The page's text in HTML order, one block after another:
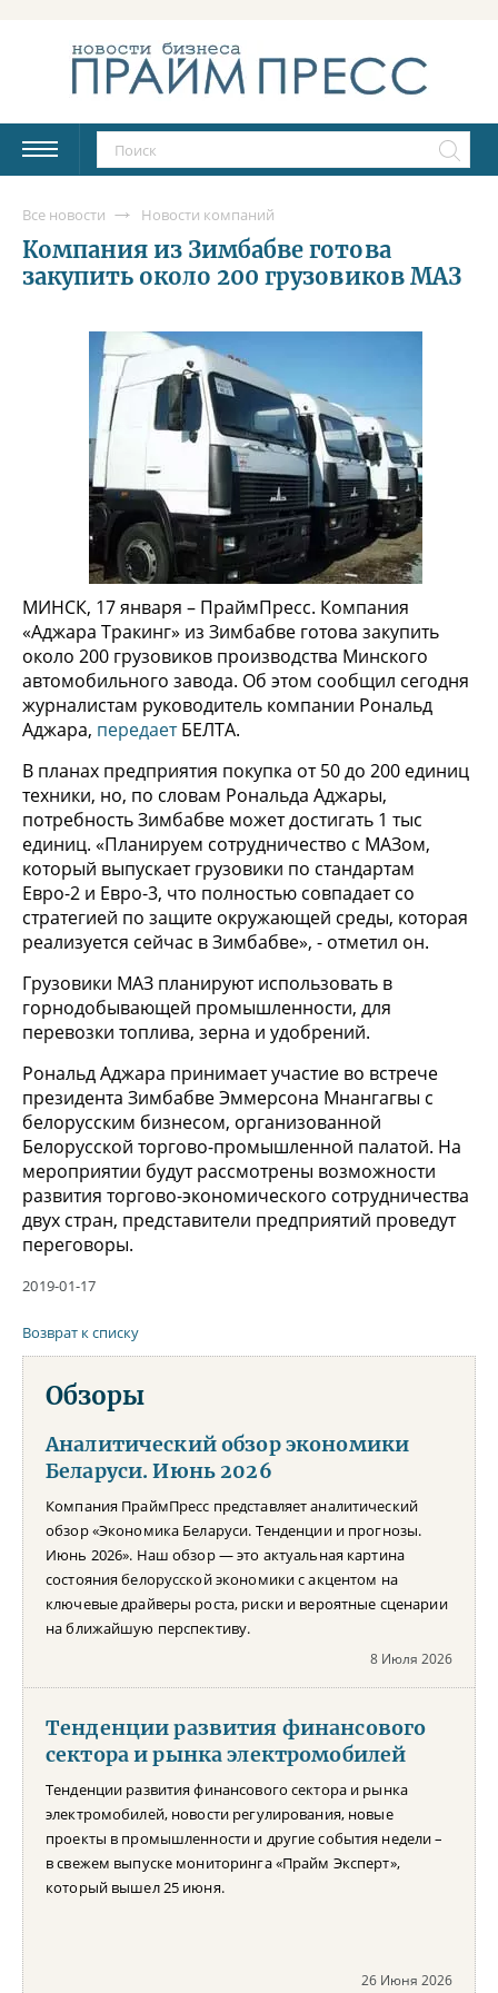
Все новости Новости компаний
Компания из Зимбабве готова
закупить около 200 грузовиков МАЗ
МИНСК, 17 января – ПраймПресс. Компания
«Аджара Тракинг» из Зимбабве готова закупить
около 200 грузовиков производства Минского
автомобильного завода. Об этом сообщил сегодня
журналистам руководитель компании Рональд
Аджара, передаетБЕЛТА.
В планах предприятия покупка от 50 до 200 единиц
техники, но, по словам Рональда Аджары,
потребность Зимбабве может достигать 1 тыс
единиц. «Планируем сотрудничество с МАЗом,
который выпускает грузовики по стандартам
Евро-2 и Евро-3, что полностью совпадает со
стратегией по защите окружающей среды, которая
реализуется сейчас в Зимбабве», - отметил он.
Грузовики МАЗ планируют использовать в
горнодобывающей промышленности, для
перевозки топлива, зерна и удобрений.
Рональд Аджара принимает участие во встрече
президента Зимбабве Эммерсона Мнангагвы с
белорусским бизнесом, организованной
Белорусской торгово-промышленной палатой. На
мероприятии будут рассмотрены возможности
развития торгово-экономического сотрудничества
двух стран, представители предприятий проведут
переговоры.
2019-01-17
Возврат к списку
Обзоры
Аналитический обзор экономики
Беларуси. Июнь 2026
Компания ПраймПресс представляет аналитический
обзор «Экономика Беларуси. Тенденции и прогнозы.
Июнь 2026». Наш обзор — это актуальная картина
состояния белорусской экономики с акцентом на
ключевые драйверы роста, риски и вероятные сценарии
на ближайшую перспективу.
8 Июля 2026
Тенденции развития финансового
сектора и рынка электромобилей
Тенденции развития финансового сектора и рынка
электромобилей, новости регулирования, новые
проекты в промышленности и другие события недели –
в свежем выпуске мониторинга «Прайм Эксперт»,
который вышел 25 июня.
26 Июня 2026